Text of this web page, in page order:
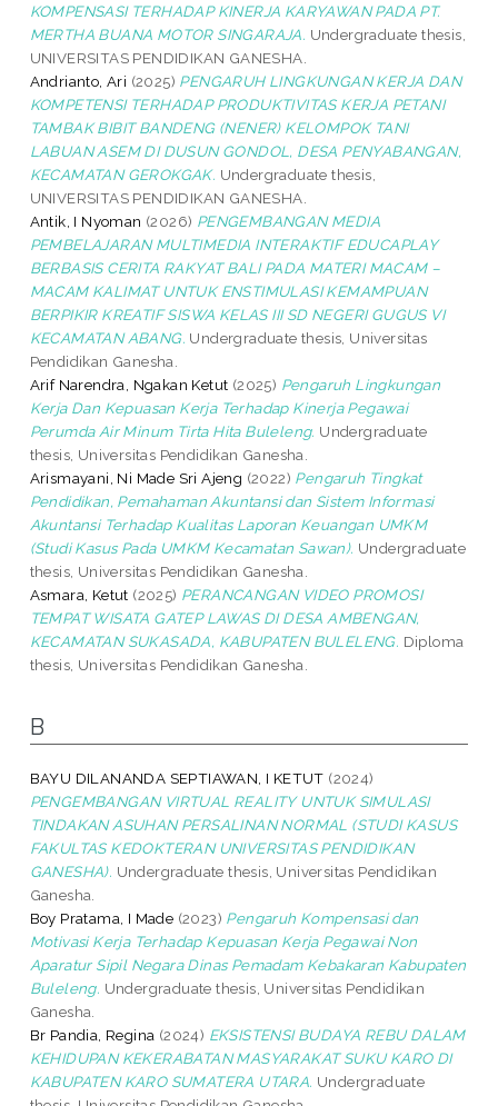
KOMPENSASI TERHADAP KINERJA KARYAWAN PADA PT.
MERTHA BUANA MOTOR SINGARAJA. Undergraduate thesis,
UNIVERSITAS PENDIDIKAN GANESHA.
Andrianto, Ari (2025) PENGARUH LINGKUNGAN KERJA DAN
KOMPETENSI TERHADAP PRODUKTIVITAS KERJA PETANI
TAMBAK BIBIT BANDENG (NENER) KELOMPOK TANI
LABUAN ASEM DI DUSUN GONDOL, DESA PENYABANGAN,
KECAMATAN GEROKGAK. Undergraduate thesis,
UNIVERSITAS PENDIDIKAN GANESHA.
Antik, I Nyoman (2026) PENGEMBANGAN MEDIA
PEMBELAJARAN MULTIMEDIA INTERAKTIF EDUCAPLAY
BERBASIS CERITA RAKYAT BALI PADA MATERI MACAM –
MACAM KALIMAT UNTUK ENSTIMULASI KEMAMPUAN
BERPIKIR KREATIF SISWA KELAS III SD NEGERI GUGUS VI
KECAMATAN ABANG. Undergraduate thesis, Universitas
Pendidikan Ganesha.
Arif Narendra, Ngakan Ketut (2025) Pengaruh Lingkungan
Kerja Dan Kepuasan Kerja Terhadap Kinerja Pegawai
Perumda Air Minum Tirta Hita Buleleng. Undergraduate
thesis, Universitas Pendidikan Ganesha.
Arismayani, Ni Made Sri Ajeng (2022) Pengaruh Tingkat
Pendidikan, Pemahaman Akuntansi dan Sistem Informasi
Akuntansi Terhadap Kualitas Laporan Keuangan UMKM
(Studi Kasus Pada UMKM Kecamatan Sawan). Undergraduate
thesis, Universitas Pendidikan Ganesha.
Asmara, Ketut (2025) PERANCANGAN VIDEO PROMOSI
TEMPAT WISATA GATEP LAWAS DI DESA AMBENGAN,
KECAMATAN SUKASADA, KABUPATEN BULELENG. Diploma
thesis, Universitas Pendidikan Ganesha.
B
BAYU DILANANDA SEPTIAWAN, I KETUT (2024)
PENGEMBANGAN VIRTUAL REALITY UNTUK SIMULASI
TINDAKAN ASUHAN PERSALINAN NORMAL (STUDI KASUS
FAKULTAS KEDOKTERAN UNIVERSITAS PENDIDIKAN
GANESHA). Undergraduate thesis, Universitas Pendidikan
Ganesha.
Boy Pratama, I Made (2023) Pengaruh Kompensasi dan
Motivasi Kerja Terhadap Kepuasan Kerja Pegawai Non
Aparatur Sipil Negara Dinas Pemadam Kebakaran Kabupaten
Buleleng. Undergraduate thesis, Universitas Pendidikan
Ganesha.
Br Pandia, Regina (2024) EKSISTENSI BUDAYA REBU DALAM
KEHIDUPAN KEKERABATAN MASYARAKAT SUKU KARO DI
KABUPATEN KARO SUMATERA UTARA. Undergraduate